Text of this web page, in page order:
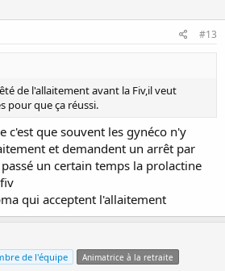
#13
de l'allaitement avant la Fiv,il veut
pour que ça réussi.
c'est que souvent les gynéco n'y
et demandent un arrêt par
un certain temps la prolactine
qui acceptent l'allaitement
de l'équipe Animatrice à la retraite